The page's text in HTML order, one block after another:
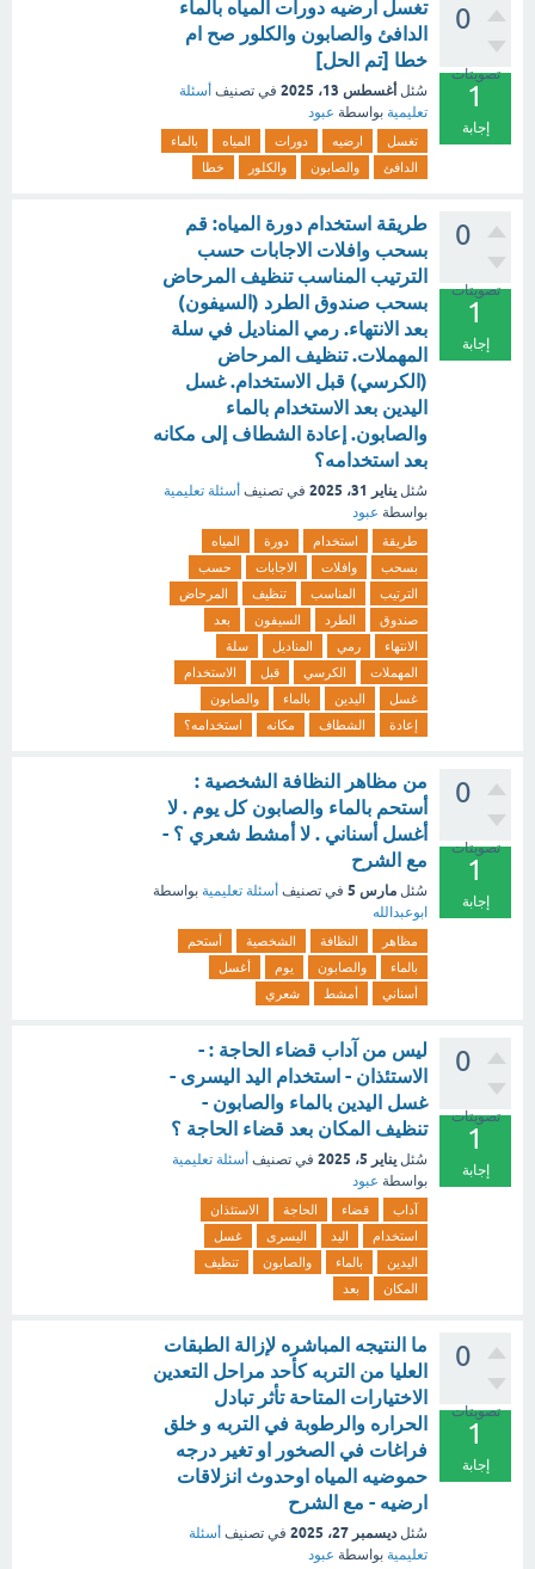
0
تصويتات
1
إجابة
تغسل ارضيه دورات المياه بالماء
الدافئ والصابون والكلور صح ام
خطا [تم الحل]
سُئل أغسطس 13، 2025 في تصنيف أسئلة
تعليمية بواسطة عبود
تغسل ارضيه دورات المياه
بالماء
الدافئ
والصابون والكلور خطا
0
تصويتات
1
إجابة
طريقة استخدام دورة المياه: قم
بسحب وافلات الاجابات حسب
الترتيب المناسب تنظيف المرحاض
بسحب صندوق الطرد (السيفون)
بعد الانتهاء. رمي المناديل في سلة
المهملات. تنظيف المرحاض
(الكرسي) قبل الاستخدام. غسل
اليدين بعد الاستخدام بالماء
والصابون. إعادة الشطاف إلى مكانه
بعد استخدامه؟
سُئل يناير 31، 2025 في تصنيف أسئلة تعليمية
بواسطة عبود
طريقة استخدام دورة
المياه
بسحب
وافلات الاجابات
حسب
الترتيب
المناسب تنظيف
المرحاض
صندوق
الطرد السيفون
بعد
الانتهاء
رمي المناديل
سلة
المهملات
الكرسي قبل
الاستخدام
غسل
اليدين بالماء
والصابون
إعادة
الشطاف مكانه استخدامه؟
0
تصويتات
1
إجابة
من مظاهر النظافة الشخصية :
أستحم بالماء والصابون كل يوم . لا
أغسل أسناني . لا أمشط شعري ؟ -
مع الشرح
سُئل مارس 5 في تصنيف أسئلة تعليمية بواسطة
ابوعبدالله
مظاهر النظافة الشخصية
أستحم
بالماء
والصابون يوم
أغسل
أسناني
أمشط شعري
0
تصويتات
1
إجابة
ليس من آداب قضاء الحاجة : -
الاستئذان - استخدام اليد اليسرى -
غسل اليدين بالماء والصابون -
تنظيف المكان بعد قضاء الحاجة ؟
سُئل يناير 5، 2025 في تصنيف أسئلة تعليمية
بواسطة عبود
آداب قضاء الحاجة
الاستئذان
استخدام
اليد اليسرى
غسل
اليدين
بالماء والصابون
تنظيف
المكان
بعد
0
تصويتات
1
إجابة
ما النتيجه المباشره لإزالة الطبقات
العليا من التربه كأحد مراحل التعدين
الاختيارات المتاحة تأثر تبادل
الحراره والرطوبة في التربه و خلق
فراغات في الصخور او تغير درجه
حموضيه المياه اوحدوث انزلاقات
ارضيه - مع الشرح
سُئل ديسمبر 27، 2025 في تصنيف أسئلة
تعليمية بواسطة عبود